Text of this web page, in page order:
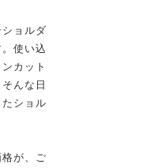
ョルダ
使い込
カット
んな日
ショル
が、ご